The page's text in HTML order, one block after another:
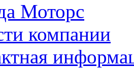
Моторс
компании